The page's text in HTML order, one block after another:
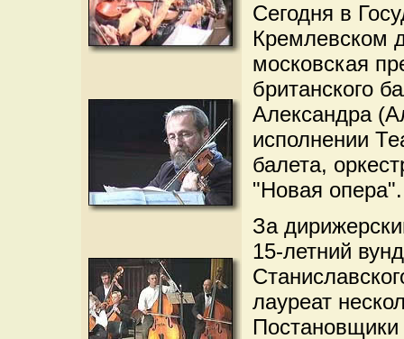
Сегодня в
Кремлевском
московская
британского
Александра
исполнении
балета,
"Новая опера".
За
15-летний
лауреат
Постановщики